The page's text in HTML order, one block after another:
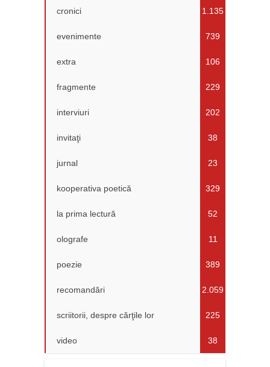
cronici 1.135
evenimente 739
extra 106
fragmente 229
interviuri 202
invitaţi 38
jurnal 23
kooperativa poetică 329
la prima lectură 52
olografe 11
poezie 389
recomandări 2.059
scriitorii, despre cărţile lor 225
video 38